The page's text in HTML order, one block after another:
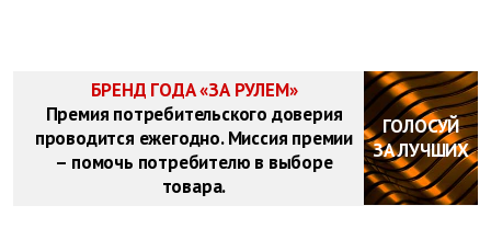
БРЕНД ГОДА «ЗА РУЛЕМ»
Премия потребительского доверия
проводится ежегодно. Миссия премии
– помочь потребителю в выборе
товара.
ГОЛОСУЙ
ЗА ЛУЧШИХ